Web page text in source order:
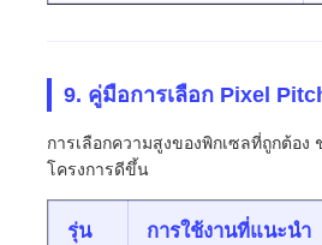
9. คู่มือการเลือก Pixel
การเลือกความสูงของพิกเซลที่ถูกต้อง
โครงการดีขึ้น
รุ่น การใช้งานที่แนะนํา